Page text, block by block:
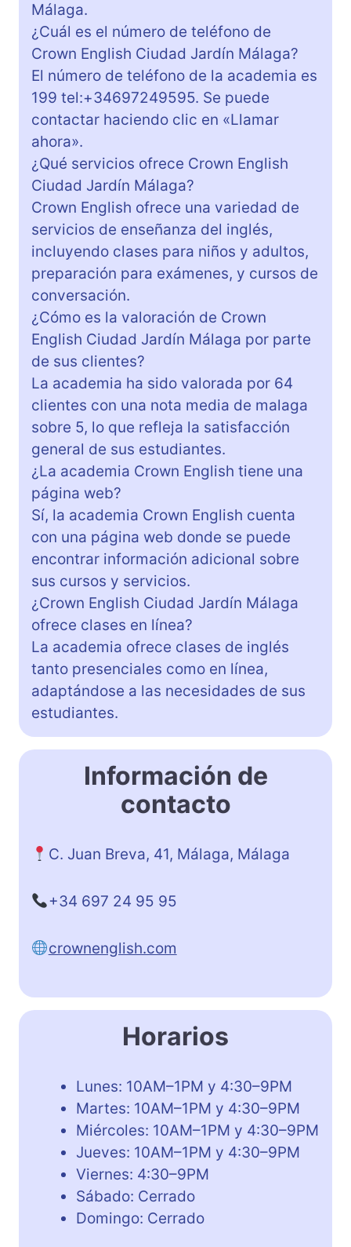
Málaga.
¿Cuál es el número de teléfono de
Crown English Ciudad Jardín Málaga?
El número de teléfono de la academia es
199 tel:+34697249595. Se puede
contactar haciendo clic en «Llamar
ahora».
¿Qué servicios ofrece Crown English
Ciudad Jardín Málaga?
Crown English ofrece una variedad de
servicios de enseñanza del inglés,
incluyendo clases para niños y adultos,
preparación para exámenes, y cursos de
conversación.
¿Cómo es la valoración de Crown
English Ciudad Jardín Málaga por parte
de sus clientes?
La academia ha sido valorada por 64
clientes con una nota media de malaga
sobre 5, lo que refleja la satisfacción
general de sus estudiantes.
¿La academia Crown English tiene una
página web?
Sí, la academia Crown English cuenta
con una página web donde se puede
encontrar información adicional sobre
sus cursos y servicios.
¿Crown English Ciudad Jardín Málaga
ofrece clases en línea?
La academia ofrece clases de inglés
tanto presenciales como en línea,
adaptándose a las necesidades de sus
estudiantes.
Información de
contacto
C. Juan Breva, 41, Málaga, Málaga
+34 697 24 95 95
crownenglish.com
Horarios
Lunes: 10AM–1PM y 4:30–9PM
Martes: 10AM–1PM y 4:30–9PM
Miércoles: 10AM–1PM y 4:30–9PM
Jueves: 10AM–1PM y 4:30–9PM
Viernes: 4:30–9PM
Sábado: Cerrado
Domingo: Cerrado